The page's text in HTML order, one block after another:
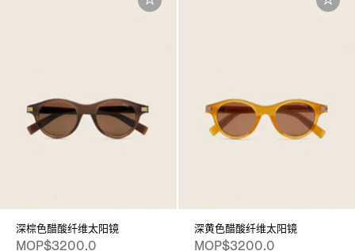
深棕色醋酸纤维太阳镜
MOP$3200.0
深黄色醋酸纤维太阳镜
MOP$3200.0